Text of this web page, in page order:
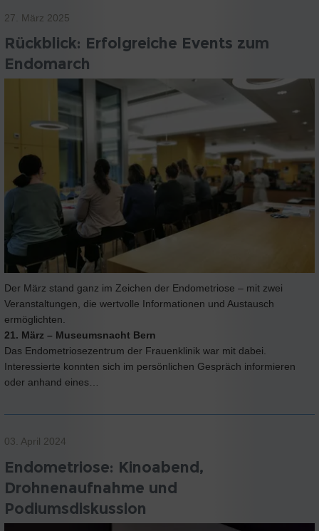
27. März 2025
Rückblick: Erfolgreiche Events zum
Endomarch
Der März stand ganz im Zeichen der Endometriose – mit zwei
Veranstaltungen, die wertvolle Informationen und Austausch
ermöglichten.
21. März – Museumsnacht Bern
Das Endometriosezentrum der Frauenklinik war mit dabei.
Interessierte konnten sich im persönlichen Gespräch informieren
oder anhand eines…
03. April 2024
Endometriose: Kinoabend,
Drohnenaufnahme und
Podiumsdiskussion